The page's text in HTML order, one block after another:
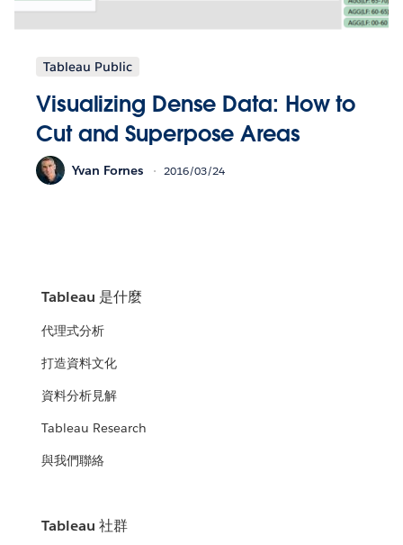
Tableau Public
Visualizing Dense Data: How to
Cut and Superpose Areas
Yvan Fornes 2016/03/24
Tableau 是什麼
代理式分析
打造資料文化
資料分析見解
Tableau Research
與我們聯絡
Tableau 社群